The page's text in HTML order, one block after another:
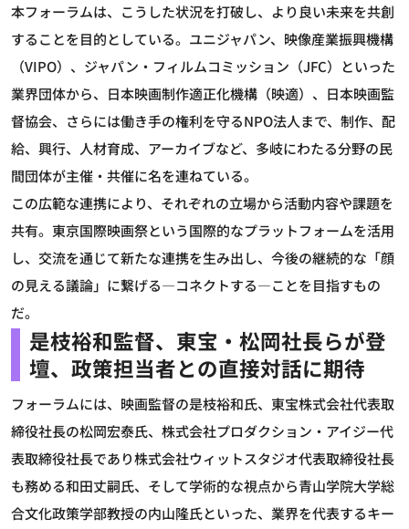
本フォーラムは、こうした状況を打破し、より良い未来を共創
することを目的としている。ユニジャパン、映像産業振興機構
（VIPO）、ジャパン・フィルムコミッション（JFC）といった
業界団体から、日本映画制作適正化機構（映適）、日本映画監
督協会、さらには働き手の権利を守るNPO法人まで、制作、配
給、興行、人材育成、アーカイブなど、多岐にわたる分野の民
間団体が主催・共催に名を連ねている。
この広範な連携により、それぞれの立場から活動内容や課題を
共有。東京国際映画祭という国際的なプラットフォームを活用
し、交流を通じて新たな連携を生み出し、今後の継続的な「顔
の見える議論」に繋げる―コネクトする―ことを目指すもの
だ。
是枝裕和監督、東宝・松岡社長らが登
壇、政策担当者との直接対話に期待
フォーラムには、映画監督の是枝裕和氏、東宝株式会社代表取
締役社長の松岡宏泰氏、株式会社プロダクション・アイジー代
表取締役社長であり株式会社ウィットスタジオ代表取締役社長
も務める和田丈嗣氏、そして学術的な視点から青山学院大学総
合文化政策学部教授の内山隆氏といった、業界を代表するキー